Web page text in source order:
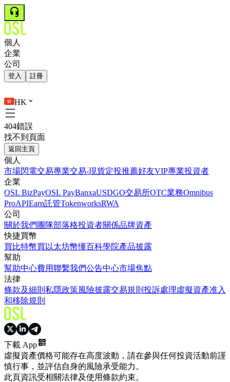
個人
企業
公司
登入 註冊
HK
404錯誤
找不到頁面
返回主頁
個人
市場閃電交易專業交易-現貨定投推薦好友VIP專業投資者
企業
OSL BizPayOSL PayBanxaUSDGO交易所OTC業務Omnibus
ProAPIEarn託管TokenworksRWA
公司
關於我們 團隊部落格投資者關係品牌資產
快捷買幣
買比特幣買以太坊幣懂百科學院產品披露
幫助
幫助中心費用聯繫我們公告中心市場焦點
法律
條款及細則 私隱政策風險披露交易規則 投訴處理虛擬資產准入
和移除規則
下載 App
虛擬資產價格可能存在高度波動，請在參與任何投資活動前謹
慎行事，並評估自身的風險承受能力。
此頁資訊受相關法律及使用條款約束。